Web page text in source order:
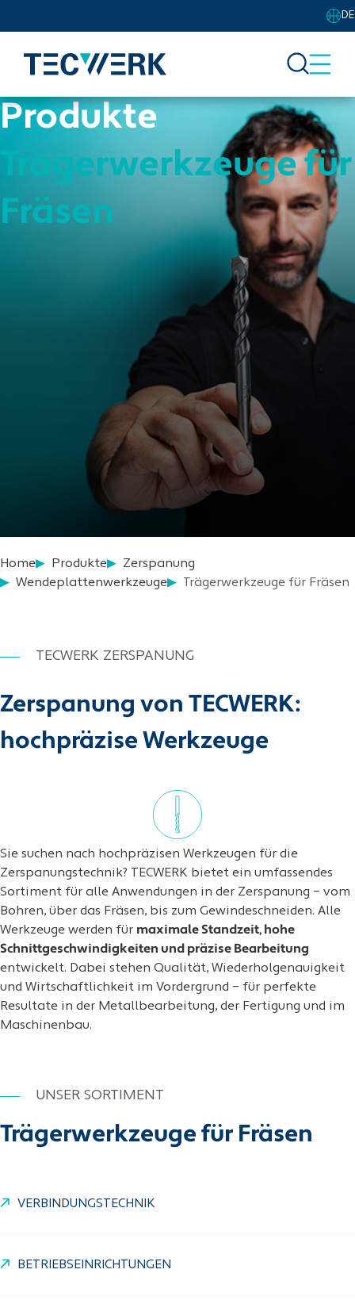
DE
Produkte
Trägerwerkzeuge für
Fräsen
Home Produkte
Zerspanung
Wendeplattenwerkzeuge
Trägerwerkzeuge für Fräsen
Zerspanung von TECWERK:
hochpräzise Werkzeuge
TECWERK ZERSPANUNG
Sie suchen nach hochpräzisen Werkzeugen für die
Zerspanungstechnik? TECWERK bietet ein umfassendes
Sortiment für alle Anwendungen in der Zerspanung – vom
Bohren, über das Fräsen, bis zum Gewindeschneiden. Alle
Werkzeuge werden für maximale Standzeit, hohe
Schnittgeschwindigkeiten und präzise Bearbeitung
entwickelt. Dabei stehen Qualität, Wiederholgenauigkeit
und Wirtschaftlichkeit im Vordergrund – für perfekte
Resultate in der Metallbearbeitung, der Fertigung und im
Maschinenbau.
UNSER SORTIMENT
Trägerwerkzeuge für Fräsen
VERBINDUNGSTECHNIK
BETRIEBSEINRICHTUNGEN